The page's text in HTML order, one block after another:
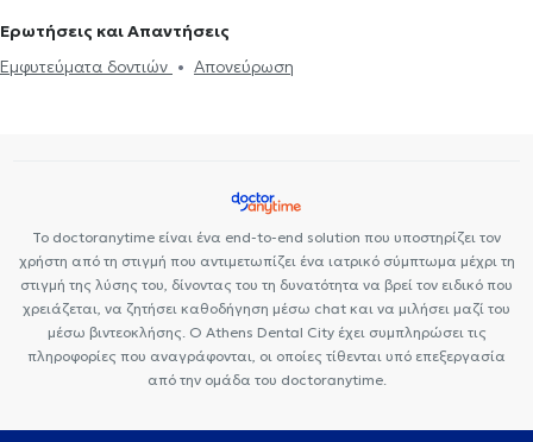
Ερωτήσεις και Απαντήσεις
Εμφυτεύματα δοντιών
Απονεύρωση
Το doctoranytime είναι ένα end-to-end solution που υποστηρίζει τον
χρήστη από τη στιγμή που αντιμετωπίζει ένα ιατρικό σύμπτωμα μέχρι τη
στιγμή της λύσης του, δίνοντας του τη δυνατότητα να βρεί τον ειδικό που
χρειάζεται, να ζητήσει καθοδήγηση μέσω chat και να μιλήσει μαζί του
μέσω βιντεοκλήσης. Ο Athens Dental City έχει συμπληρώσει τις
πληροφορίες που αναγράφονται, οι οποίες τίθενται υπό επεξεργασία
από την ομάδα του doctoranytime.